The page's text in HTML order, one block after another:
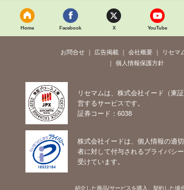
Home Facebook X YouTube
お問合せ 広告掲載 会社概要
リセマ
個人情報保護方針
リセマムは、株式会社イード（東
営するサービスです。
証券コード：6038
株式会社イードは、個人情報の適
者に対して付与されるプライバシ
受けています。
紹介した商品/サービスを購入、契約した場合